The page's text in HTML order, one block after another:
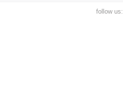
follow us: